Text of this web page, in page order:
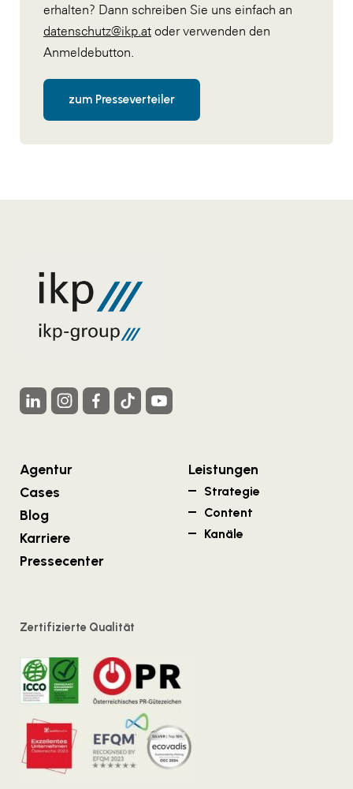
erhalten? Dann schreiben Sie uns einfach an
datenschutz@ikp.at oder verwenden den
Anmeldebutton.
zum Presseverteiler
Agentur
Cases
Blog
Karriere
Pressecenter
Leistungen
Strategie
Content
Kanäle
Zertifizierte Qualität